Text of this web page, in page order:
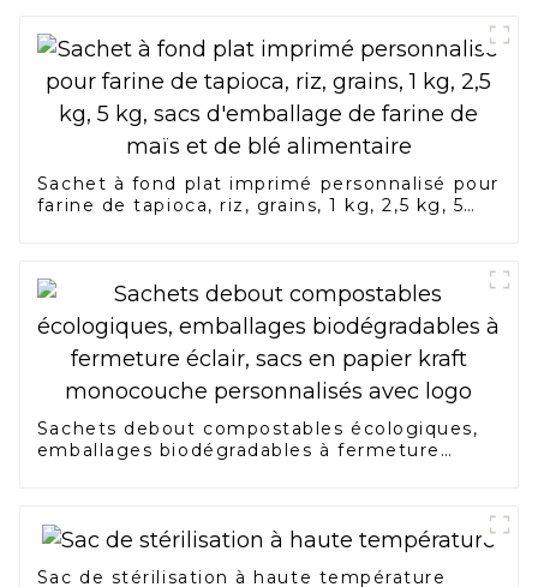
Sachet à fond plat imprimé personnalisé pour
farine de tapioca, riz, grains, 1 kg, 2,5 kg, 5
Sachets debout compostables écologiques,
emballages biodégradables à fermeture
Sac de stérilisation à haute température